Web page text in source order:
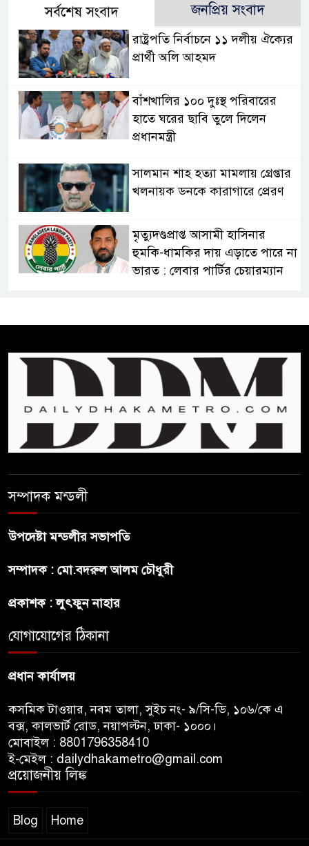
সর্বশেষ সংবাদ জনপ্রিয় সংবাদ
রাষ্ট্রপতি নির্বাচনে ১১ দলীয় ঐক্যের
প্রার্থী অলি আহমদ
বাঁশখালির ১০০ দুঃস্থ পরিবারের
হাতে ঘরের ছাবি তুলে দিলেন
প্রধানমন্ত্রী
সালমান শাহ হত্যা মামলায় গ্রেপ্তার
খলনায়ক ডনকে কারাগারে প্রেরণ
মৃত্যুদণ্ডপ্রাপ্ত আসামী হাসিনার
হুমকি-ধামকির দায় এড়াতে পারে না
ভারত : লেবার পার্টির চেয়ারম্যান
রাজসাক্ষী রিজভীর বক্তব্যে ক্ষুব্ধ
হাওর ও জলাভূমিতে মা মাছ
সংরক্ষিত রাখার পরিকল্পনা নিচ্ছে
সরকার
সোমবার সকাল ১০টায় এসএসসি
সম্পাদক মন্ডলী
উপদেষ্টা মন্ডলীর সভাপতি
সম্পাদক : মো.বদরুল আলম চৌধুরী
প্রকাশক : লুৎফুন নাহার
যোগাযোগের ঠিকানা
প্রধান কার্যালয়
কসমিক টাওয়ার, নবম তালা, সুইচ নং- ৯/সি-ডি, ১০৬/কে এ
বক্স, কালভার্ট রোড, নয়াপল্টন, ঢাকা- ১০০০।
মোবাইল : 8801796358410
ই-মেইল : dailydhakametro@gmail.com
প্রয়োজনীয় লিঙ্ক
Blog Home